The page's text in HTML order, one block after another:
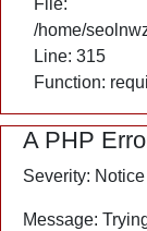
File:
/home/
Line: 315
Function:
A PHP
Severity: Notice
Message: